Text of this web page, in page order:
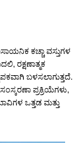
ಕಚ್ಚಾ ವಸ್ತುಗಳ
ರಕ್ಷಣಾತ್ಮಕ
ಬಳಸಲಾಗುತ್ತದೆ.
ಪ್ರಕ್ರಿಯೆಗಳು,
ಒತ್ತಡ ಮತ್ತು